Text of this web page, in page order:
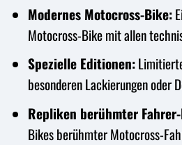
Modernes Motocross-Bike:
Motocross-Bike mit allen
Spezielle Editionen:
besonderen Lackierungen oder
Repliken berühmter
Bikes berühmter Motocross-